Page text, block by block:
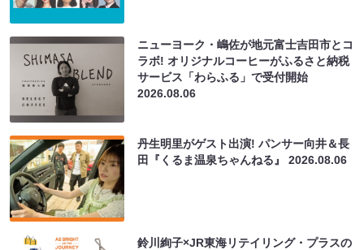
ニューヨーク・嶋佐が地元富士吉田市とコ
ラボ! オリジナルコーヒーがふるさと納税
サービス「わらふる」で受付開始
2026.08.06
丹生明里がゲスト出演! パンサー向井＆長
田『くるま温泉ちゃんねる』2026.08.06
鈴川絢子×JR東海リテイリング・プラスの